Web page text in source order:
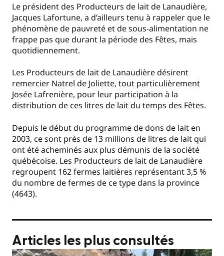
Le président des Producteurs de lait de Lanaudière,
Jacques Lafortune, a d’ailleurs tenu à rappeler que le
phénomène de pauvreté et de sous-alimentation ne
frappe pas que durant la période des Fêtes, mais
quotidiennement.
Les Producteurs de lait de Lanaudière désirent
remercier Natrel de Joliette, tout particulièrement
Josée Lafrenière, pour leur participation à la
distribution de ces litres de lait du temps des Fêtes.
Depuis le début du programme de dons de lait en
2003, ce sont près de 13 millions de litres de lait qui
ont été acheminés aux plus démunis de la société
québécoise. Les Producteurs de lait de Lanaudière
regroupent 162 fermes laitières représentant 3,5 %
du nombre de fermes de ce type dans la province
(4643).
Articles les plus consultés